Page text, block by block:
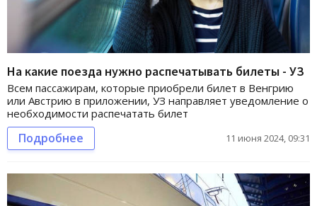
На какие поезда нужно распечатывать билеты - УЗ
Всем пассажирам, которые приобрели билет в Венгрию
или Австрию в приложении, УЗ направляет уведомление о
необходимости распечатать билет
Подробнее 11 июня 2024, 09:31